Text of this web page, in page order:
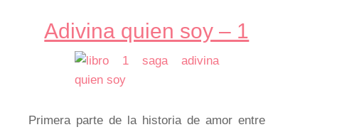
Adivina quien soy – 1
Primera parte de la historia de amor entre